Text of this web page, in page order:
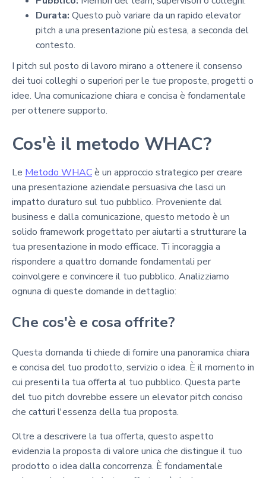
Durata: Questo può variare da un rapido elevator
pitch a una presentazione più estesa, a seconda del
contesto.
I pitch sul posto di lavoro mirano a ottenere il consenso
dei tuoi colleghi o superiori per le tue proposte, progetti o
idee. Una comunicazione chiara e concisa è fondamentale
per ottenere supporto.
Cos'è il metodo WHAC?
Le Metodo WHACè un approccio strategico per creare
una presentazione aziendale persuasiva che lasci un
impatto duraturo sul tuo pubblico. Proveniente dal
business e dalla comunicazione, questo metodo è un
solido framework progettato per aiutarti a strutturare la
tua presentazione in modo efficace. Ti incoraggia a
rispondere a quattro domande fondamentali per
coinvolgere e convincere il tuo pubblico. Analizziamo
ognuna di queste domande in dettaglio:
Che cos'è e cosa offrite?
Questa domanda ti chiede di fornire una panoramica chiara
e concisa del tuo prodotto, servizio o idea. È il momento in
cui presenti la tua offerta al tuo pubblico. Questa parte
del tuo pitch dovrebbe essere un elevator pitch conciso
che catturi l'essenza della tua proposta.
Oltre a descrivere la tua offerta, questo aspetto
evidenzia la proposta di valore unica che distingue il tuo
prodotto o idea dalla concorrenza. È fondamentale